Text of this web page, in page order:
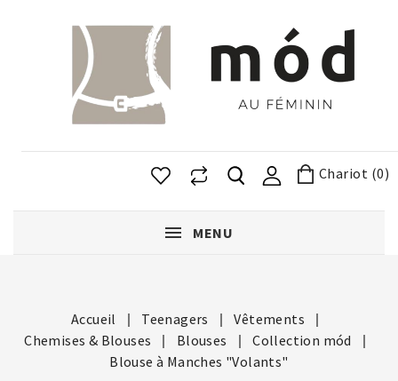
Chariot (0)
MENU
Accueil Teenagers
Vêtements
Chemises & Blouses
Blouses
Collection mód
Blouse à Manches "Volants"